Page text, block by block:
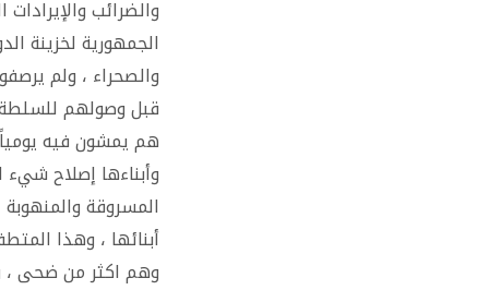
الجمهورية لخزينة
والصحراء ، ولم
قبل وصولهم للسلطة
هم يمشون فيه
وأبناءها إصلاح
المسروقة
أبنائها ، وهذا
وهم اكثر من ضحى ،